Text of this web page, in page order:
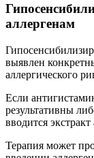
аллергенам
выявлен
аллергического
Если
результативны
вводится
Терапия может